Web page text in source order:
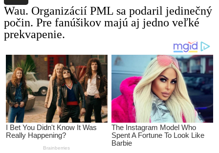
Wau. Organizácií PML sa podaril jedinečný
počin. Pre fanúšikov majú aj jedno veľké
prekvapenie.